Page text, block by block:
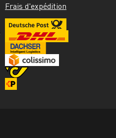
Frais d'expédition